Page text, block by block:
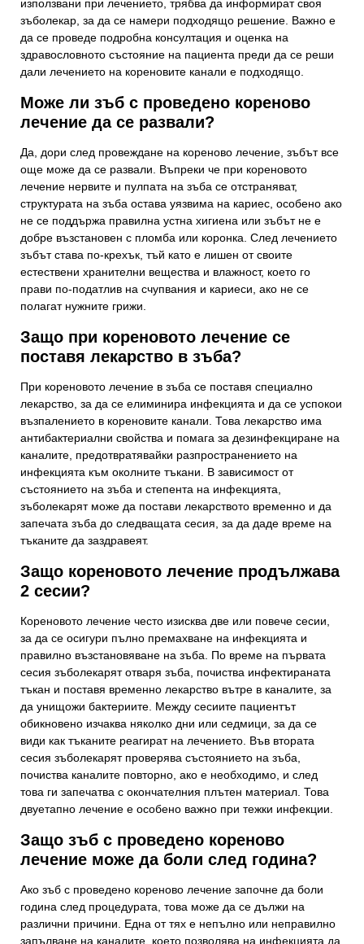
използвани при лечението, трябва да информират своя
зъболекар, за да се намери подходящо решение. Важно е
да се проведе подробна консултация и оценка на
здравословното състояние на пациента преди да се реши
дали лечението на кореновите канали е подходящо.
Може ли зъб с проведено кореново
лечение да се развали?
Да, дори след провеждане на кореново лечение, зъбът все
още може да се развали. Въпреки че при кореновото
лечение нервите и пулпата на зъба се отстраняват,
структурата на зъба остава уязвима на кариес, особено ако
не се поддържа правилна устна хигиена или зъбът не е
добре възстановен с пломба или коронка. След лечението
зъбът става по-крехък, тъй като е лишен от своите
естествени хранителни вещества и влажност, което го
прави по-податлив на счупвания и кариеси, ако не се
полагат нужните грижи.
Защо при кореновото лечение се
поставя лекарство в зъба?
При кореновото лечение в зъба се поставя специално
лекарство, за да се елиминира инфекцията и да се успокои
възпалението в кореновите канали. Това лекарство има
антибактериални свойства и помага за дезинфекциране на
каналите, предотвратявайки разпространението на
инфекцията към околните тъкани. В зависимост от
състоянието на зъба и степента на инфекцията,
зъболекарят може да постави лекарството временно и да
запечата зъба до следващата сесия, за да даде време на
тъканите да заздравеят.
Защо кореновото лечение продължава
2 сесии?
Кореновото лечение често изисква две или повече сесии,
за да се осигури пълно премахване на инфекцията и
правилно възстановяване на зъба. По време на първата
сесия зъболекарят отваря зъба, почиства инфектираната
тъкан и поставя временно лекарство вътре в каналите, за
да унищожи бактериите. Между сесиите пациентът
обикновено изчаква няколко дни или седмици, за да се
види как тъканите реагират на лечението. Във втората
сесия зъболекарят проверява състоянието на зъба,
почиства каналите повторно, ако е необходимо, и след
това ги запечатва с окончателния плътен материал. Това
двуетапно лечение е особено важно при тежки инфекции.
Защо зъб с проведено кореново
лечение може да боли след година?
Ако зъб с проведено кореново лечение започне да боли
година след процедурата, това може да се дължи на
различни причини. Една от тях е непълно или неправилно
запълване на каналите, което позволява на инфекцията да
Вашият имейл адрес
Тема